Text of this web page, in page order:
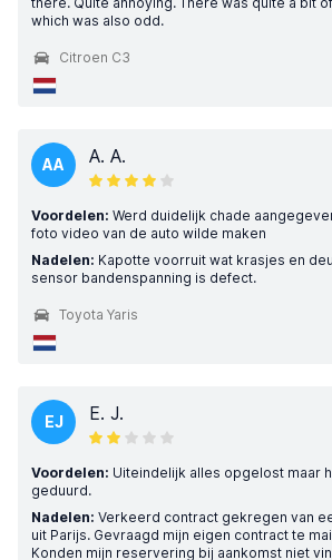
which was also odd.
Citroen C3
AA A. A.
Voordelen: Werd duidelijk chade
foto video van de auto wilde maken
Nadelen: Kapotte voorruit wat krasjes en
sensor bandenspanning is defect.
Toyota Yaris
EJ E. J.
Voordelen: Uiteindelijk alles opgelost maar
geduurd.
Nadelen: Verkeerd contract gekregen van
uit Parijs. Gevraagd mijn eigen contract te
Konden mijn reservering bij aankomst niet